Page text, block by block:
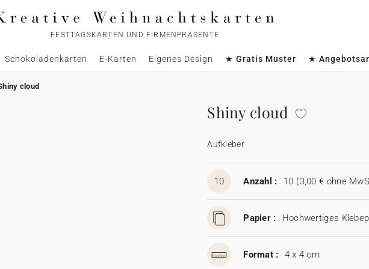
FESTTAGSKARTEN UND FIRMENPRÄSENTE
Schokoladenkarten E-Karten Eigenes Design ★ Gratis Muster ★
cloud
Shiny cloud
Aufkleber
10 Anzahl : 10 (3,00 € ohne
Papier : Hochwertiges
Format : 4 x 4 cm